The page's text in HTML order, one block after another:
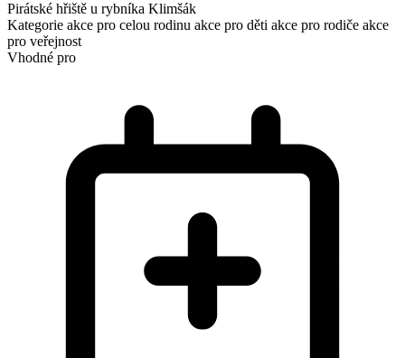
Pirátské hřiště u rybníka Klimšák
Kategorie akce pro celou rodinu akce pro děti akce pro rodiče akce
pro veřejnost
Vhodné pro